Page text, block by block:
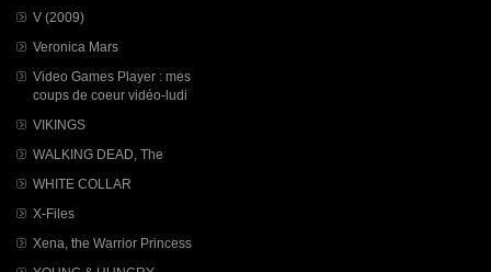
V (2009)
Veronica Mars
Video Games Player : mes
coups de coeur vidéo-ludi
VIKINGS
WALKING DEAD, The
WHITE COLLAR
X-Files
Xena, the Warrior Princess